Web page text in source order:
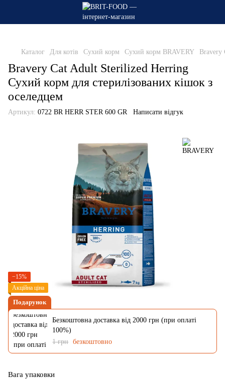
Каталог Для котів Сухий корм Сухий корм BRAVERY Bravery
Bravery Cat Adult Sterilized Herring
Сухий корм для стерилізованих кішок з
оселедцем
Артикул: 0722 BR HERR STER 600 GR Написати відгук
−15%
Акційна ціна
Подарунок
Безкоштовна доставка від 2000 грн (при оплаті
100%)
1 грн безкоштовно
Вага упаковки